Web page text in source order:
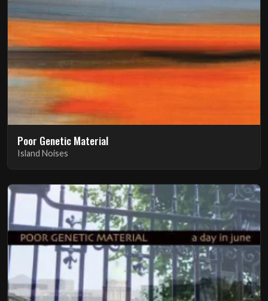
Poor Genetic Material
Island Noises